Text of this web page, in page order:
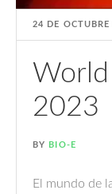
24 DE
2023
BY BIO-E
El mundo de